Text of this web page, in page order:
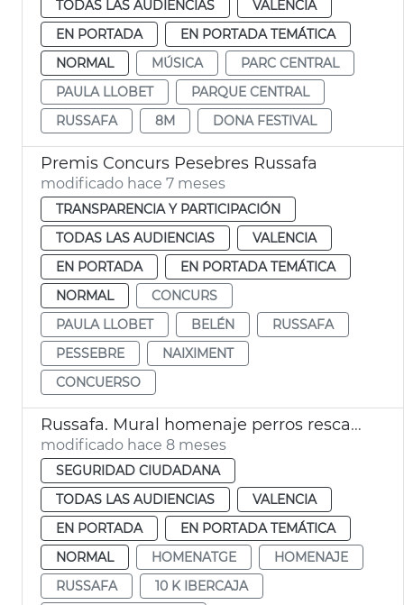
TODAS LAS AUDIENCIAS
VALENCIA
EN PORTADA
EN PORTADA TEMÁTICA
NORMAL
MÚSICA
PARC CENTRAL
PAULA LLOBET
PARQUE CENTRAL
RUSSAFA
8M DONA FESTIVAL
Premis Concurs Pesebres Russafa
modificado hace 7 meses
TRANSPARENCIA Y PARTICIPACIÓN
TODAS LAS AUDIENCIAS
VALENCIA
EN PORTADA
EN PORTADA TEMÁTICA
NORMAL
CONCURS
PAULA LLOBET
BELÉN
RUSSAFA
PESSEBRE
NAIXIMENT
CONCUERSO
Russafa. Mural homenaje perros rescate Bomberos València
modificado hace 8 meses
SEGURIDAD CIUDADANA
TODAS LAS AUDIENCIAS
VALENCIA
EN PORTADA
EN PORTADA TEMÁTICA
NORMAL
HOMENATGE
HOMENAJE
RUSSAFA
10 K IBERCAJA